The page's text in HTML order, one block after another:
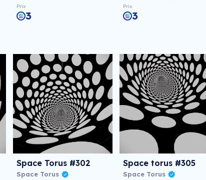
Prix
3
Prix
3
Space Torus #302
Space Torus
Space torus #305
Space Torus